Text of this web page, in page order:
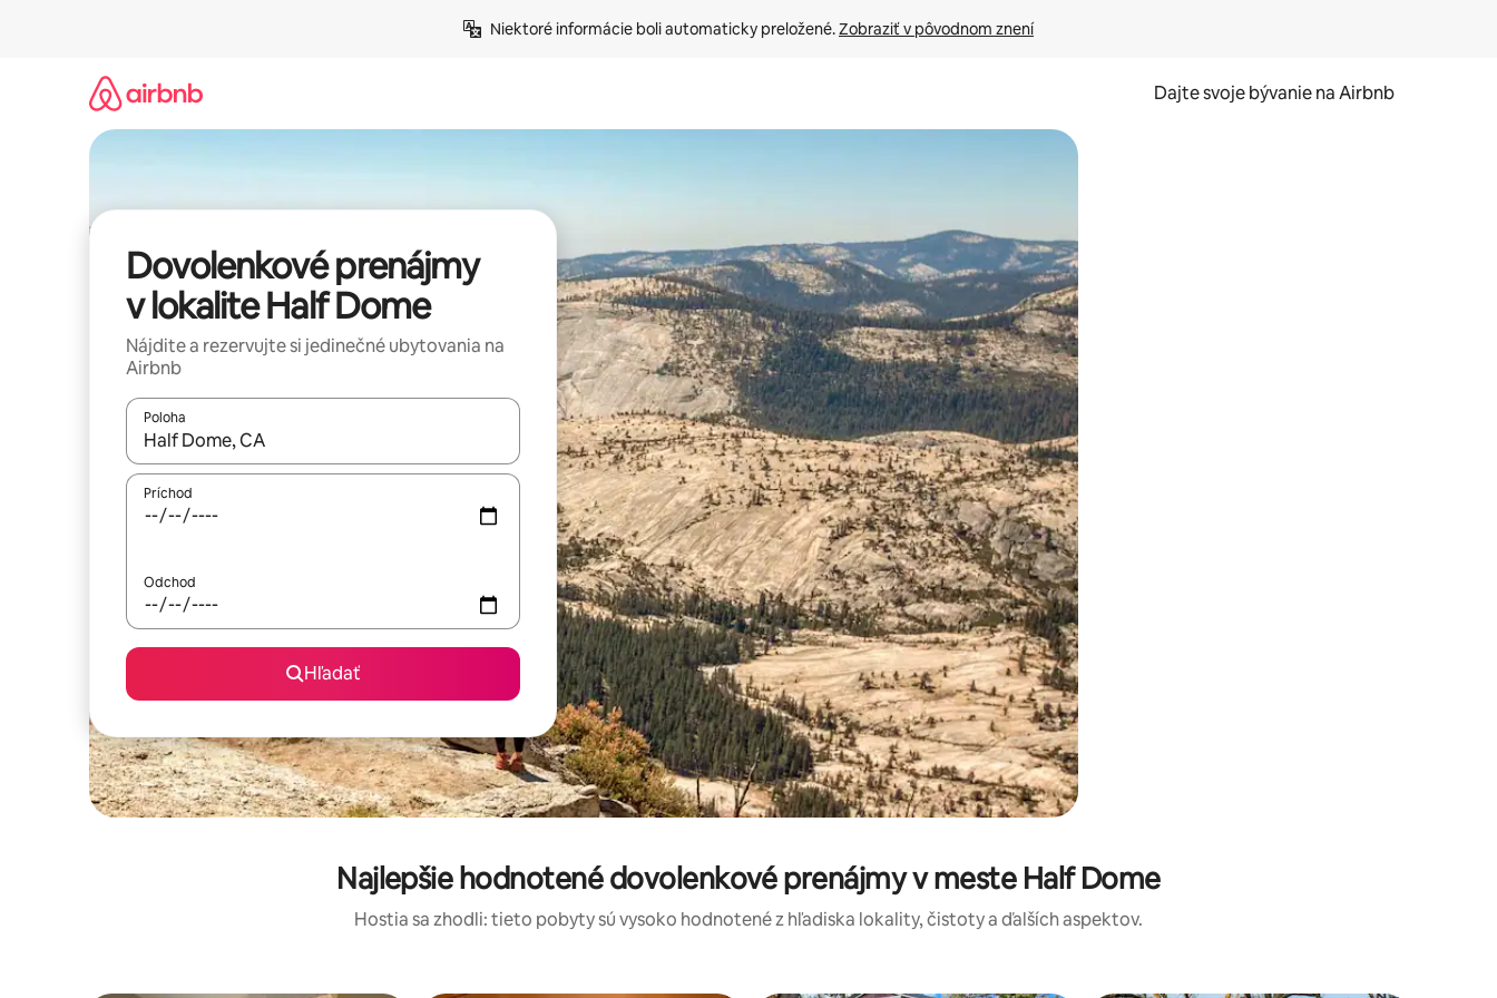
Niektoré informácie boli automaticky preložené. Zobraziť v pôvodnom znení
Dajte svoje bývanie na Airbnb
Dovolenkové prenájmy
v lokalite Half Dome
Nájdite a rezervujte si jedinečné ubytovania na
Airbnb
Poloha
Keď budú výsledky k dispozícii, môžete si ich prechádzať pomocou klávesov so šípkami nahor a nadol alebo ich preskúmať pomocou dotykových gest či potiahnutia prstom.
Príchod
Odchod
Hľadať
Najlepšie hodnotené dovolenkové prenájmy v meste Half Dome
Hostia sa zhodli: tieto pobyty sú vysoko hodnotené z hľadiska lokality, čistoty a ďalších aspektov.